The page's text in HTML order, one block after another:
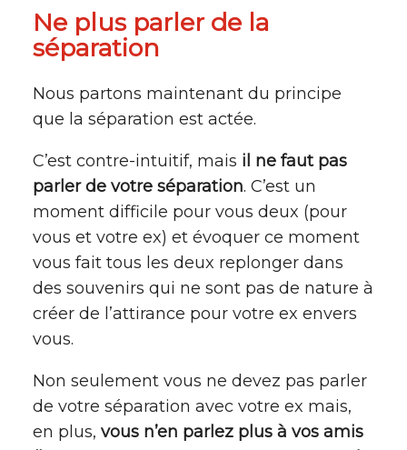
Ne plus parler de la
séparation
Nous partons maintenant du principe
que la séparation est actée.
C’est contre-intuitif, mais il ne faut pas
parler de votre séparation. C’est un
moment difficile pour vous deux (pour
vous et votre ex) et évoquer ce moment
vous fait tous les deux replonger dans
des souvenirs qui ne sont pas de nature à
créer de l’attirance pour votre ex envers
vous.
Non seulement vous ne devez pas parler
de votre séparation avec votre ex mais,
en plus, vous n’en parlez plus à vos amis